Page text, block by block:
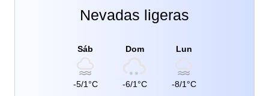
Nevadas ligeras
Sáb
-5/1°C
Dom
-6/1°C
Lun
-8/1°C